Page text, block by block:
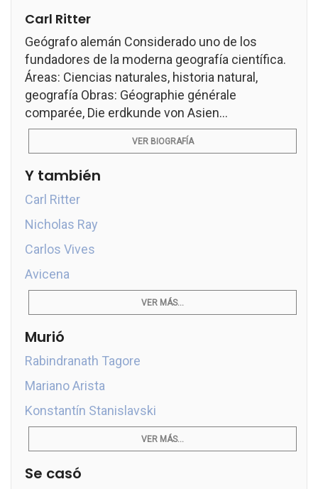
Carl Ritter
Geógrafo alemán Considerado uno de los
fundadores de la moderna geografía científica.
Áreas: Ciencias naturales, historia natural,
geografía Obras: Géographie générale
comparée, Die erdkunde von Asien...
VER BIOGRAFÍA
Y también
Carl Ritter
Nicholas Ray
Carlos Vives
Avicena
VER MÁS...
Murió
Rabindranath Tagore
Mariano Arista
Konstantín Stanislavski
VER MÁS...
Se casó